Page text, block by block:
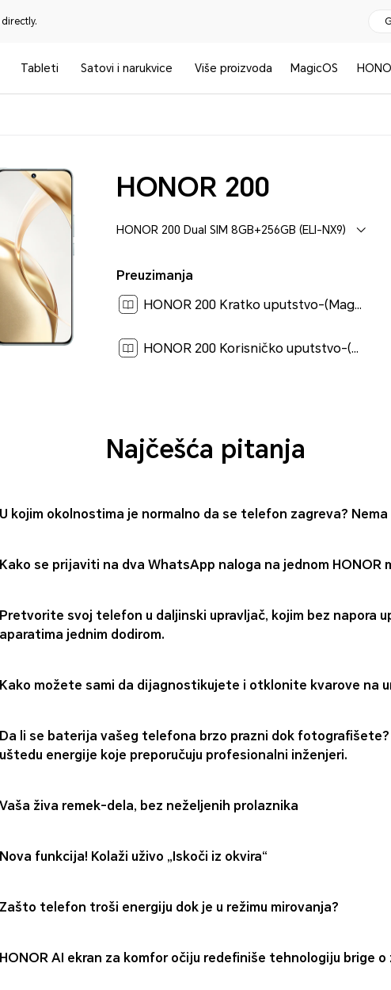
Tableti Satovi i narukvice Više proizvoda MagicOS
HONOR 200
HONOR 200 Dual SIM 8GB+256GB (ELI-NX9)
Preuzimanja
HONOR 200 Kratko uputstvo-(Magic OS 8.0_02,ELI-NX9,sr)[ 2.1M ]
HONOR 200 Korisničko uputstvo-(MagicOS 8.0_01,sr)[ 1.6M ]
Najčešća pitanja
U kojim okolnostima je normalno da se telefon zagreva? Nema
Kako se prijaviti na dva WhatsApp naloga na jednom HONOR
Pretvorite svoj telefon u daljinski upravljač, kojim bez napora
aparatima jednim dodirom.
Kako možete sami da dijagnostikujete i otklonite kvarove na
Da li se baterija vašeg telefona brzo prazni dok
uštedu energije koje preporučuju profesionalni inženjeri.
Vaša živa remek-dela, bez neželjenih prolaznika
Nova funkcija! Kolaži uživo „Iskoči iz okvira“
Zašto telefon troši energiju dok je u režimu mirovanja?
HONOR AI ekran za komfor očiju redefiniše tehnologiju brige o